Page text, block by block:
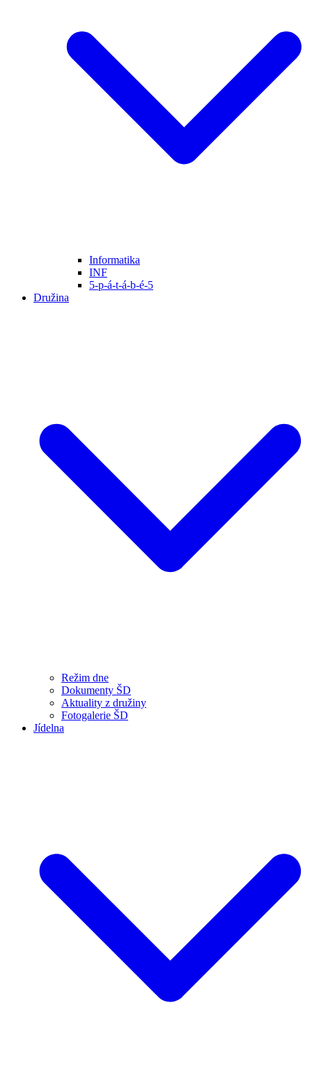
Informatika
INF
5-p-á-t-á-b-é-5
Družina
Režim dne
Dokumenty ŠD
Aktuality z družiny
Fotogalerie ŠD
Jídelna